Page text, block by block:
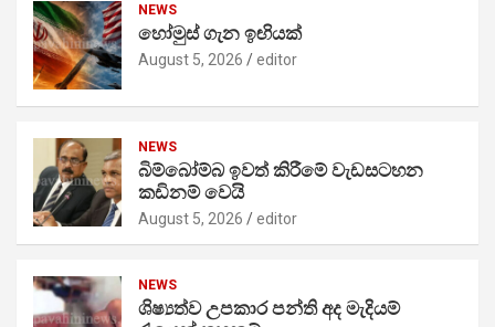
NEWS
හෝමුස් ගැන ඉඟියක්
August 5, 2026 editor
NEWS
බිම්බෝම්බ ඉවත් කිරීමේ වැඩසටහන
කඩිනම් වෙයි
August 5, 2026 editor
NEWS
ශිෂ්‍යත්ව උපකාර පන්ති අද මැදියම්